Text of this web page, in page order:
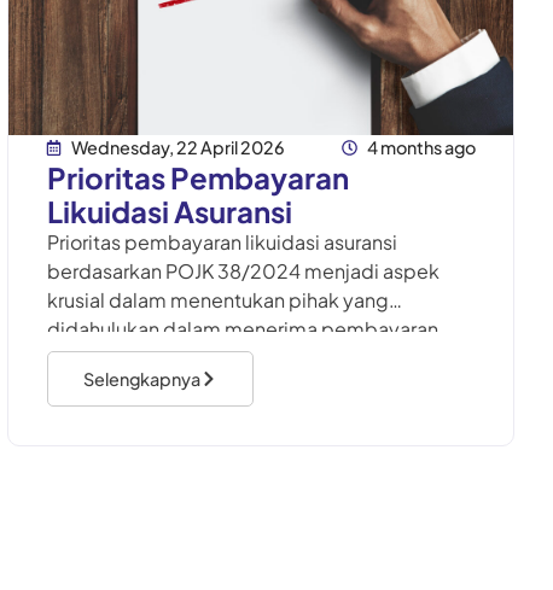
Wednesday, 22 April 2026 4 months ago
Prioritas Pembayaran
Likuidasi Asuransi
Prioritas pembayaran likuidasi asuransi
berdasarkan POJK 38/2024 menjadi aspek
krusial dalam menentukan pihak yang
didahulukan dalam menerima pembayaran.
Dalam praktiknya, mekanisme ini tidak hanya
bersifat administratif, tetapi juga
Selengkapnya